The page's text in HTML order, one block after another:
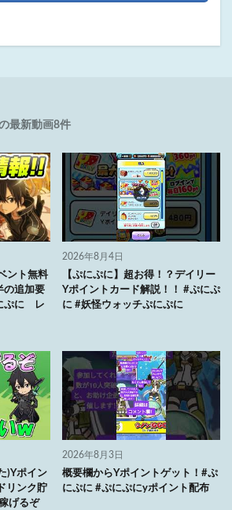
最新動画8件
ント無料
の追加要
ぷに レ
2026年8月4日
【ぷにぷに】超お得！？デイリー
Yポイントカード解説！！ #ぷにぷ
に #妖怪ウォッチぷにぷに
)Yポイン
リンク貯
げるぞ
2026年8月3日
概要欄からYポイントゲット！#ぷ
にぷに #ぷにぷにyポイント配布